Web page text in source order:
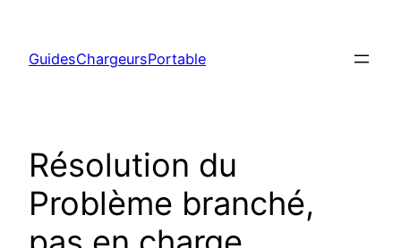
contenu
GuidesChargeursPortable
Résolution du
Problème branché,